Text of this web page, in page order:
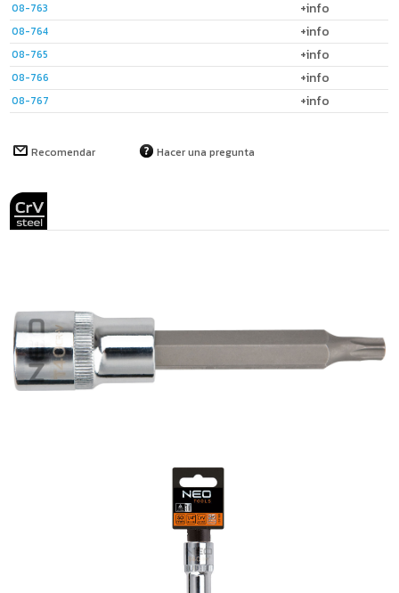
08-763 +info
08-764 +info
08-765 +info
08-766 +info
08-767 +info
Recomendar Hacer una pregunta